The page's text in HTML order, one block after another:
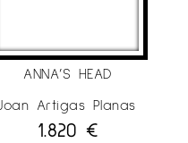
ANNA’S HEAD
Joan Artigas Planas
1.820 €